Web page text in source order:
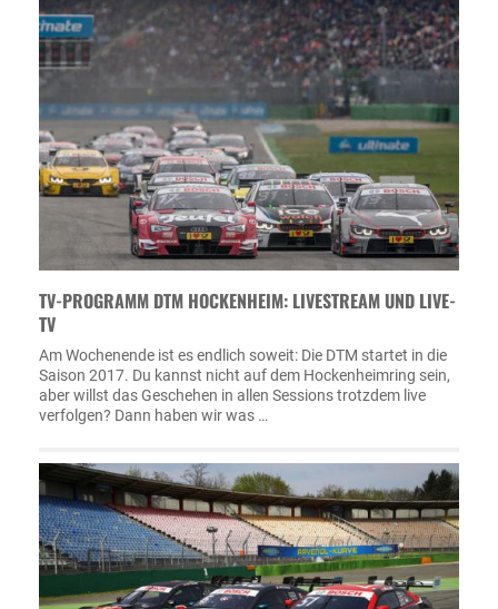
TV-PROGRAMM DTM HOCKENHEIM: LIVESTREAM UND LIVE-
TV
Am Wochenende ist es endlich soweit: Die DTM startet in die
Saison 2017. Du kannst nicht auf dem Hockenheimring sein,
aber willst das Geschehen in allen Sessions trotzdem live
verfolgen? Dann haben wir was …